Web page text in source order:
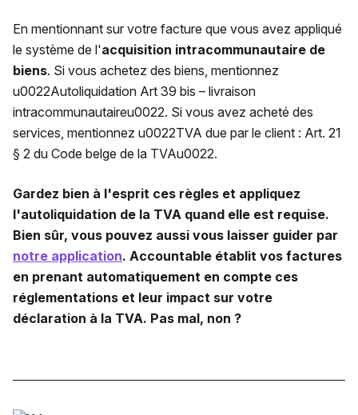
En mentionnant sur votre facture que vous avez appliqué
le système de l'acquisition intracommunautaire de
biens. Si vous achetez des biens, mentionnez
u0022Autoliquidation Art 39 bis – livraison
intracommunautaireu0022. Si vous avez acheté des
services, mentionnez u0022TVA due par le client : Art. 21
§ 2 du Code belge de la TVAu0022.
Gardez bien à l'esprit ces règles et appliquez
l'autoliquidation de la TVA quand elle est requise.
Bien sûr, vous pouvez aussi vous laisser guider par
notre application. Accountable établit vos factures
en prenant automatiquement en compte ces
réglementations et leur impact sur votre
déclaration à la TVA. Pas mal, non ?